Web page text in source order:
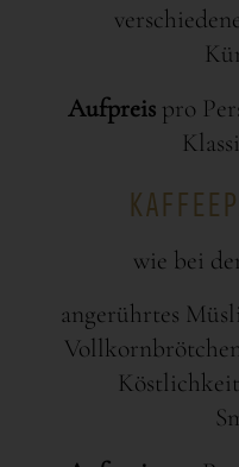
Aufpreis pro
wie bei
angerührtes